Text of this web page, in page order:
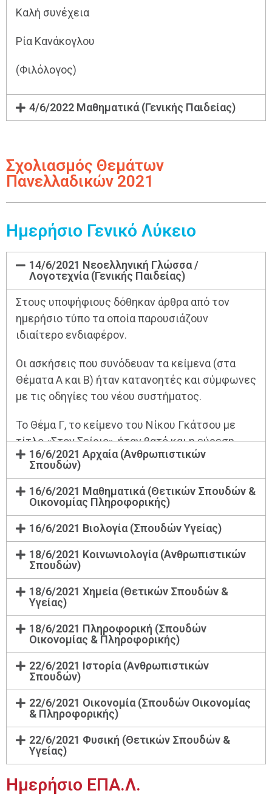
Καλή συνέχεια
Ρία Κανάκογλου
(Φιλόλογος)
4/6/2022 Μαθηματικά (Γενικής Παιδείας)
Σχολιασμός Θεμάτων
Πανελλαδικών 2021
Ημερήσιο Γενικό Λύκειο
14/6/2021 Νεοελληνική Γλώσσα /
Λογοτεχνία (Γενικής Παιδείας)
Στους υποψήφιους δόθηκαν άρθρα από τον
ημερήσιο τύπο τα οποία παρουσιάζουν
ιδιαίτερο ενδιαφέρον.
Οι ασκήσεις που συνόδευαν τα κείμενα (στα
Θέματα Α και Β) ήταν κατανοητές και σύμφωνες
με τις οδηγίες του νέου συστήματος.
Το Θέμα Γ, το κείμενο του Νίκου Γκάτσου με
τίτλο «Στον Σείριο», ήταν βατό και η εύρεση
κειμενικών δεικτών μπορούσε να γίνει με
ευκολία από τους υποψηφίους.
Το θέμα της Έκθεσης (Θέμα Δ), αν και ευκρινώς
διατυπωμένο, ήταν απαιτητικό και είχε
βιωματικό χαρακτήρα.
Καλή συνέχεια σε όλα τα παιδιά.
Κανάκογλου Ρία – Φιλόλογος
16/6/2021 Αρχαία (Ανθρωπιστικών
Σπουδών)
16/6/2021 Μαθηματικά (Θετικών Σπουδών &
Οικονομίας Πληροφορικής)
16/6/2021 Βιολογία (Σπουδών Υγείας)
18/6/2021 Κοινωνιολογία (Ανθρωπιστικών
Σπουδών)
18/6/2021 Χημεία (Θετικών Σπουδών &
Υγείας)
18/6/2021 Πληροφορική (Σπουδών
Οικονομίας & Πληροφορικής)
22/6/2021 Ιστορία (Ανθρωπιστικών
Σπουδών)
22/6/2021 Οικονομία (Σπουδών Οικονομίας
& Πληροφορικής)
22/6/2021 Φυσική (Θετικών Σπουδών &
Υγείας)
Ημερήσιο ΕΠΑ.Λ.